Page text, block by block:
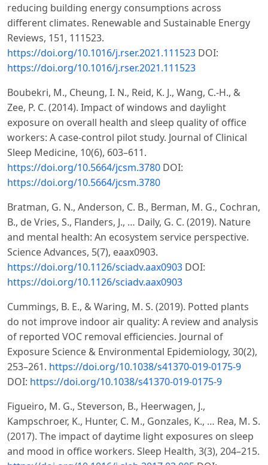
reducing building energy consumptions across
different climates. Renewable and Sustainable Energy
Reviews, 151, 111523.
https://doi.org/10.1016/j.rser.2021.111523 DOI:
https://doi.org/10.1016/j.rser.2021.111523
Boubekri, M., Cheung, I. N., Reid, K. J., Wang, C.-H., &
Zee, P. C. (2014). Impact of windows and daylight
exposure on overall health and sleep quality of office
workers: A case-control pilot study. Journal of Clinical
Sleep Medicine, 10(6), 603–611.
https://doi.org/10.5664/jcsm.3780 DOI:
https://doi.org/10.5664/jcsm.3780
Bratman, G. N., Anderson, C. B., Berman, M. G., Cochran,
B., de Vries, S., Flanders, J., … Daily, G. C. (2019). Nature
and mental health: An ecosystem service perspective.
Science Advances, 5(7), eaax0903.
https://doi.org/10.1126/sciadv.aax0903 DOI:
https://doi.org/10.1126/sciadv.aax0903
Cummings, B. E., & Waring, M. S. (2019). Potted plants
do not improve indoor air quality: A review and analysis
of reported VOC removal efficiencies. Journal of
Exposure Science & Environmental Epidemiology, 30(2),
253–261. https://doi.org/10.1038/s41370-019-0175-9
DOI: https://doi.org/10.1038/s41370-019-0175-9
Figueiro, M. G., Steverson, B., Heerwagen, J.,
Kampschroer, K., Hunter, C. M., Gonzales, K., … Rea, M. S.
(2017). The impact of daytime light exposures on sleep
and mood in office workers. Sleep Health, 3(3), 204–215.